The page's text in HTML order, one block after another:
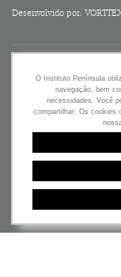
O Instituto Península
navegação, bem
necessidades. Você
compartilhar. Os cookies
Av. Brigadeiro Faria
19º Andar - Jardim
CEP: 01452-000
©2019 Instituto Península
Desenvolvido por: